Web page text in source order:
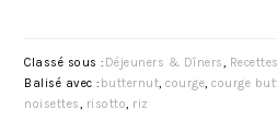
Classé sous : Déjeuners & Dîners, Recettes
Balisé avec : butternut,courge,courge
noisettes, risotto, riz